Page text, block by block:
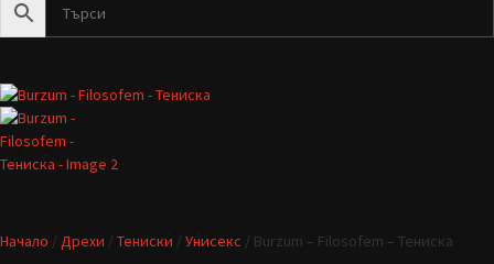
Начало / Дрехи / Тениски / Унисекс / Burzum – Filosofem – Тениска